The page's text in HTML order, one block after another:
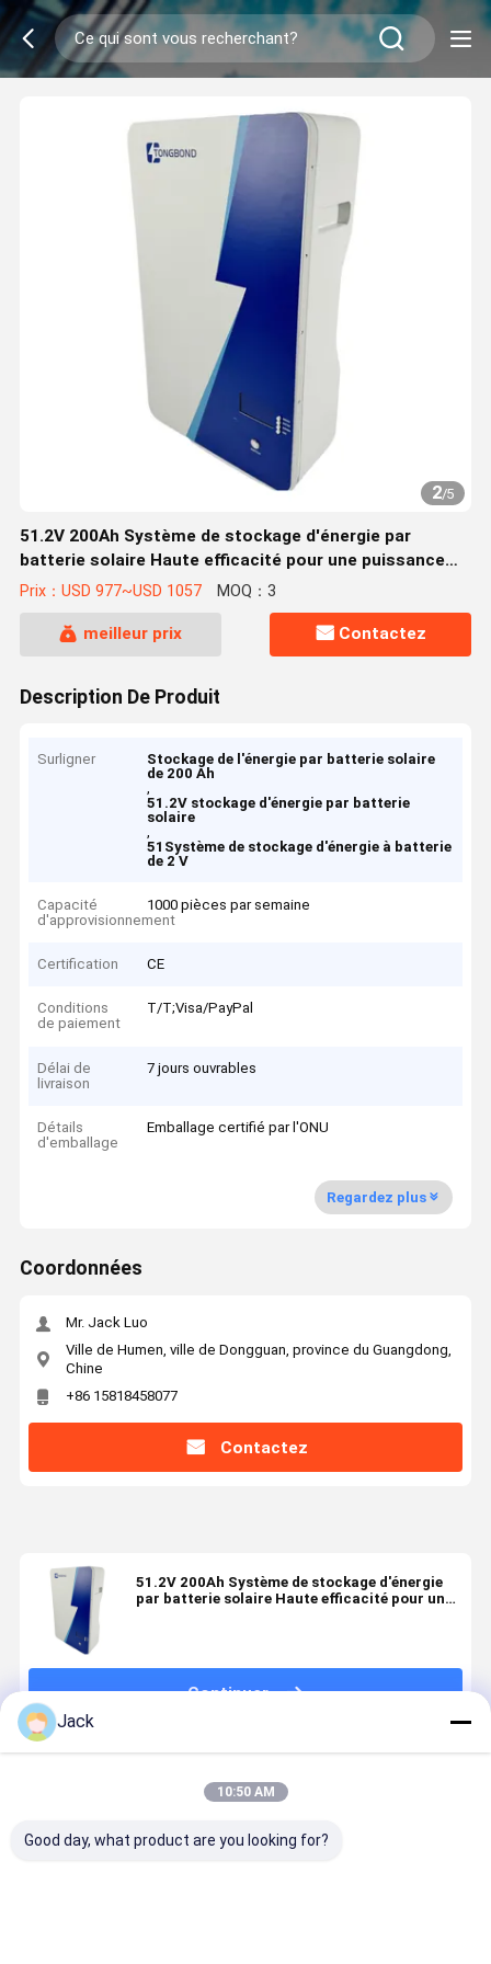
2/5
51.2V 200Ah Système de stockage d'énergie par
batterie solaire Haute efficacité pour une puissance
évolutive
Prix：USD 977~USD 1057 MOQ：3
meilleur prix Contactez
Description De Produit
Surligner
Stockage de l'énergie par batterie solaire
de 200 Ah
,
51.2V stockage d'énergie par batterie
solaire
,
51Système de stockage d'énergie à batterie
de 2 V
Capacité
d'approvisionnement
1000 pièces par semaine
Certification CE
Conditions
de paiement
T/T;Visa/PayPal
Délai de
livraison
7 jours ouvrables
Détails
d'emballage
Emballage certifié par l'ONU
Regardez plus
Coordonnées
Mr. Jack Luo
Ville de Humen, ville de Dongguan, province du Guangdong,
Chine
+86 15818458077
Contactez
51.2V 200Ah Système de stockage d'énergie
par batterie solaire Haute efficacité pour une
Continuer
Jack
10:50 AM
Good day, what product are you looking for?